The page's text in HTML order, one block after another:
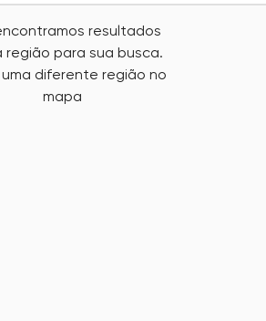
resultados
região para sua busca.
diferente região no
mapa